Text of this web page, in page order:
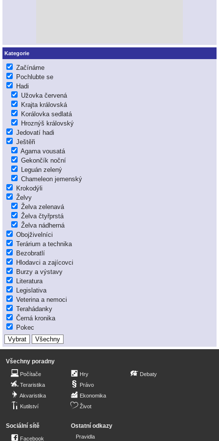
Kategorie
Začínáme
Pochlubte se
Hadi
Užovka červená
Krajta královská
Korálovka sedlatá
Hroznýš královský
Jedovatí hadi
Ještěři
Agama vousatá
Gekončík noční
Leguán zelený
Chameleon jemenský
Krokodýli
Želvy
Želva zelenavá
Želva čtyřprstá
Želva nádherná
Obojživelníci
Terárium a technika
Bezobratlí
Hlodavci a zajícovci
Burzy a výstavy
Literatura
Legislativa
Veterina a nemoci
Terahádanky
Černá kronika
Pokec
Všechny poradny
Počítače
Teraristika
Akvaristika
Kutilství
Hry
Právo
Ekonomika
Život
Debaty
Sociální sítě
Facebook
Ostatní odkazy
Pravidla